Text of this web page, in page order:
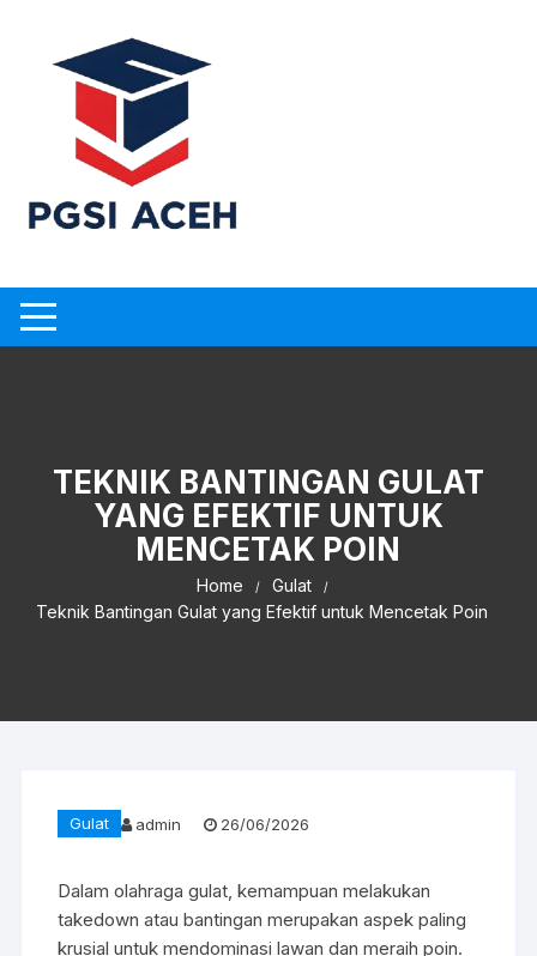
content
TEKNIK BANTINGAN GULAT
YANG EFEKTIF UNTUK
MENCETAK POIN
Home
Gulat
Teknik Bantingan Gulat yang Efektif untuk Mencetak Poin
Gulat admin 26/06/2026
Dalam olahraga gulat, kemampuan melakukan
takedown atau bantingan merupakan aspek paling
krusial untuk mendominasi lawan dan meraih poin.